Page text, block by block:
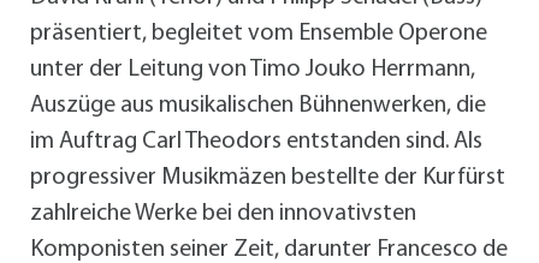
präsentiert, begleitet vom Ensemble Operone
unter der Leitung von Timo Jouko Herrmann,
Auszüge aus musikalischen Bühnenwerken, die
im Auftrag Carl Theodors entstanden sind. Als
progressiver Musikmäzen bestellte der Kurfürst
zahlreiche Werke bei den innovativsten
Komponisten seiner Zeit, darunter Francesco de